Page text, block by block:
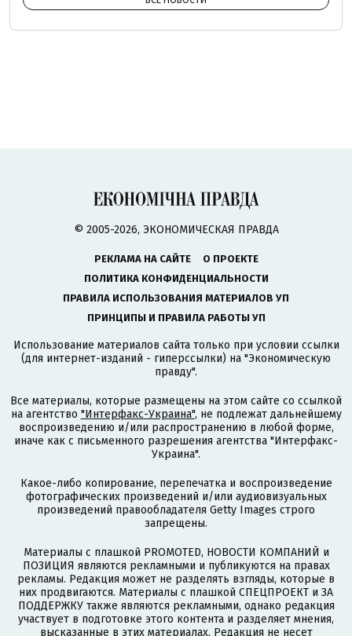
© 2005-2026, ЭКОНОМИЧЕСКАЯ ПРАВДА
РЕКЛАМА НА САЙТЕ
О ПРОЕКТЕ
ПОЛИТИКА КОНФИДЕНЦИАЛЬНОСТИ
ПРАВИЛА ИСПОЛЬЗОВАНИЯ МАТЕРИАЛОВ УП
ПРИНЦИПЫ И ПРАВИЛА РАБОТЫ УП
Использование материалов сайта только при условии ссылки
(для интернет-изданий - гиперссылки) на "Экономическую
правду".
Все материалы, которые размещены на этом сайте со ссылкой
на агентство "Интерфакс-Украина", не подлежат дальнейшему
воспроизведению и/или распространению в любой форме,
иначе как с письменного разрешения агентства "Интерфакс-
Украина".
Какое-либо копирование, перепечатка и воспроизведение
фотографических произведений и/или аудиовизуальных
произведений правообладателя Getty Images строго
запрещены.
Материалы с плашкой PROMOTED, НОВОСТИ КОМПАНИЙ и
ПОЗИЦИЯ являются рекламными и публикуются на правах
рекламы. Редакция может не разделять взгляды, которые в
них продвигаются. Материалы с плашкой СПЕЦПРОЕКТ и ЗА
ПОДДЕРЖКУ также являются рекламными, однако редакция
участвует в подготовке этого контента и разделяет мнения,
высказанные в этих материалах. Редакция не несет